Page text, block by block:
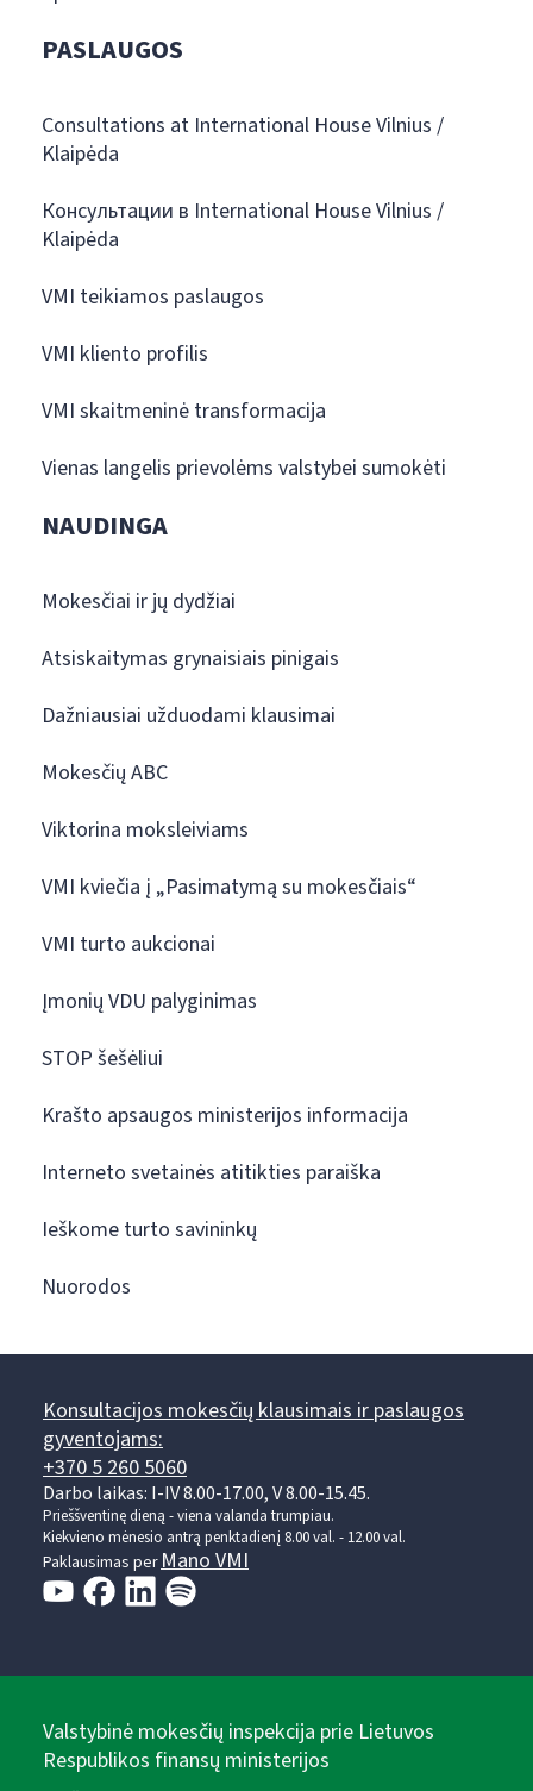
PASLAUGOS
Consultations at International House Vilnius /
Klaipėda
Консультации в International House Vilnius /
Klaipėda
VMI teikiamos paslaugos
VMI kliento profilis
VMI skaitmeninė transformacija
Vienas langelis prievolėms valstybei sumokėti
NAUDINGA
Mokesčiai ir jų dydžiai
Atsiskaitymas grynaisiais pinigais
Dažniausiai užduodami klausimai
Mokesčių ABC
Viktorina moksleiviams
VMI kviečia į „Pasimatymą su mokesčiais“
VMI turto aukcionai
Įmonių VDU palyginimas
STOP šešėliui
Krašto apsaugos ministerijos informacija
Interneto svetainės atitikties paraiška
Ieškome turto savininkų
Nuorodos
Konsultacijos mokesčių klausimais ir paslaugos
gyventojams:
+370 5 260 5060
Darbo laikas: I-IV 8.00-17.00, V 8.00-15.45.
Prieššventinę dieną - viena valanda trumpiau.
Kiekvieno mėnesio antrą penktadienį 8.00 val. - 12.00 val.
Paklausimas perMano VMI
Valstybinė mokesčių inspekcija prie Lietuvos
Respublikos finansų ministerijos